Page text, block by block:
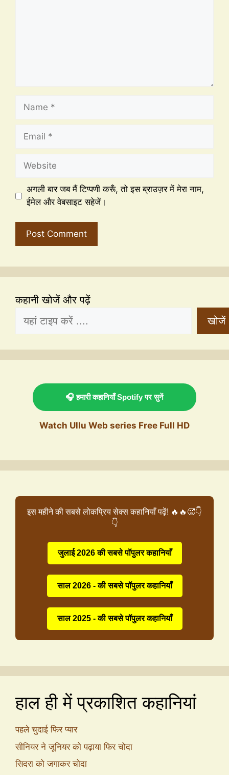
अगली बार जब मैं टिप्पणी करूँ, तो इस ब्राउज़र में मेरा नाम,
ईमेल और वेबसाइट सहेजें।
कहानी खोजें और पढ़ें
खोजें
🎧 हमारी कहानियाँ Spotify पर सुनें
Watch Ullu Web series Free Full HD
इस महीने की सबसे लोकप्रिय सेक्स कहानियाँ पढ़ें! 🔥🔥🥵👇
👇
जुलाई 2026 की सबसे पॉपुलर कहानियाँ
साल 2026 - की सबसे पॉपुलर कहानियाँ
साल 2025 - की सबसे पॉपुलर कहानियाँ
हाल ही में प्रकाशित कहानियां
पहले चुदाई फिर प्यार
सीनियर ने जूनियर को पढ़ाया फिर चोदा
सिदरा को जगाकर चोदा